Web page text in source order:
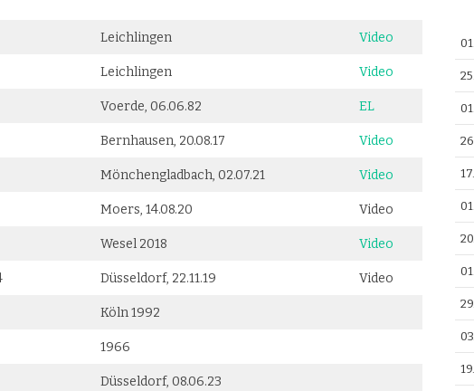
Leichlingen Video
Leichlingen Video
Voerde, 06.06.82 EL
Bernhausen, 20.08.17 Video
Mönchengladbach, 02.07.21 Video
Moers, 14.08.20 Video
Wesel 2018 Video
Düsseldorf, 22.11.19 Video
Köln 1992
1966
Düsseldorf, 08.06.23